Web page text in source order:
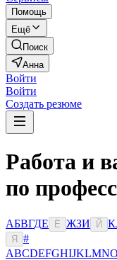
Помощь
Ещё
Поиск
Анна
Войти
Войти
Создать резюме
Работа и
по
АБВГДЕ Ё ЖЗИ Й К
Я
#
ABCDEFGHIJKLMNO